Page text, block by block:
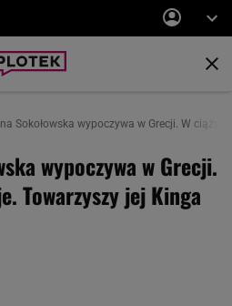
Sokołowska wypoczywa w Grecji. W ciąży
wypoczywa w Grecji.
Towarzyszy jej Kinga